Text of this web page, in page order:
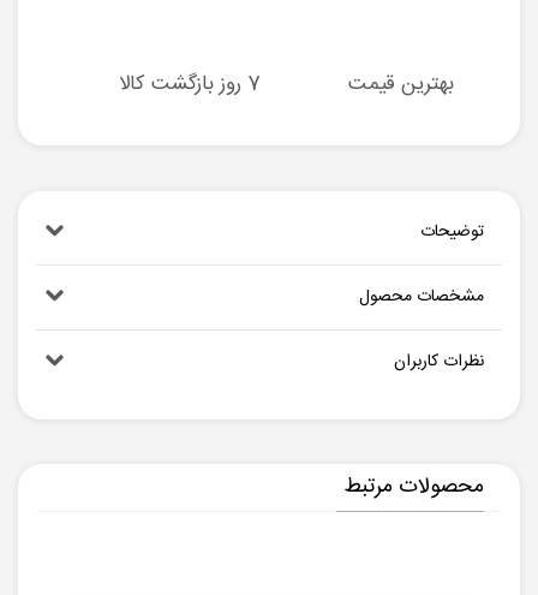
بهترین قیمت 7 روز بازگشت کالا
توضیحات
مشخصات محصول
نظرات کاربران
محصولات مرتبط